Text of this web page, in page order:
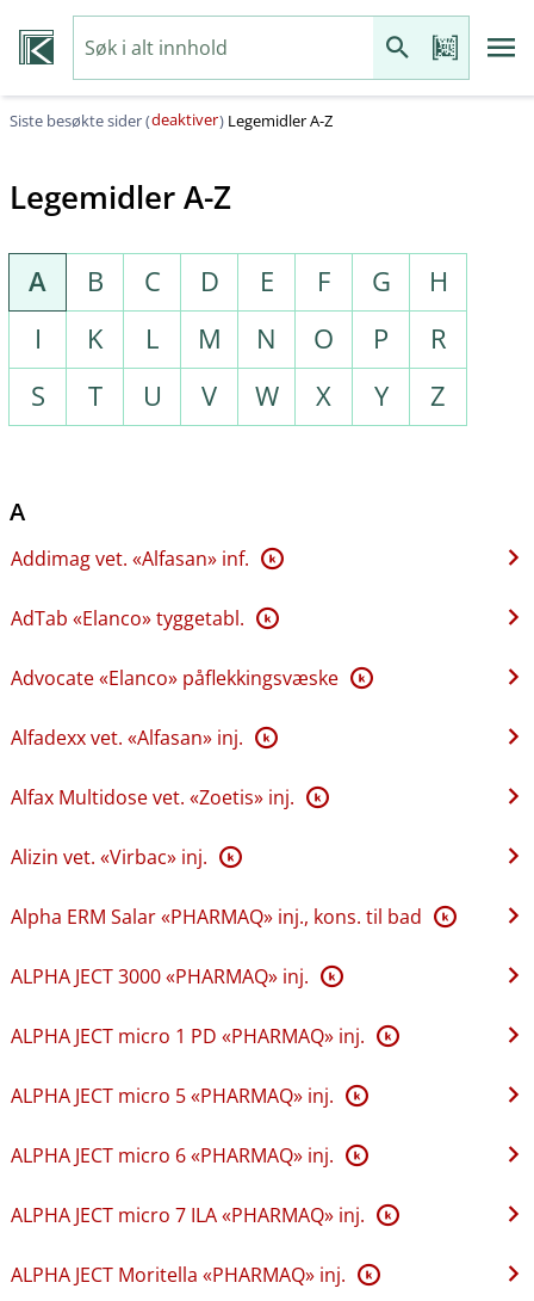
Siste besøkte sider (deaktiver) Legemidler A-Z
Legemidler A-Z
A B C D E F G
H
I
K L M N O P
R
S
T U V W X Y Z
A
Addimag vet. «Alfasan» inf. K
AdTab «Elanco» tyggetabl. K
Advocate «Elanco» påflekkingsvæske K
Alfadexx vet. «Alfasan» inj. K
Alfax Multidose vet. «Zoetis» inj. K
Alizin vet. «Virbac» inj. K
Alpha ERM Salar «PHARMAQ» inj., kons. til bad K
ALPHA JECT 3000 «PHARMAQ» inj. K
ALPHA JECT micro 1 PD «PHARMAQ» inj. K
ALPHA JECT micro 5 «PHARMAQ» inj. K
ALPHA JECT micro 6 «PHARMAQ» inj. K
ALPHA JECT micro 7 ILA «PHARMAQ» inj. K
ALPHA JECT Moritella «PHARMAQ» inj. K